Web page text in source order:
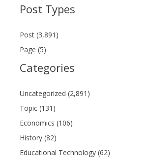
Post Types
Post (3,891)
Page (5)
Categories
Uncategorized (2,891)
Topic (131)
Economics (106)
History (82)
Educational Technology (62)